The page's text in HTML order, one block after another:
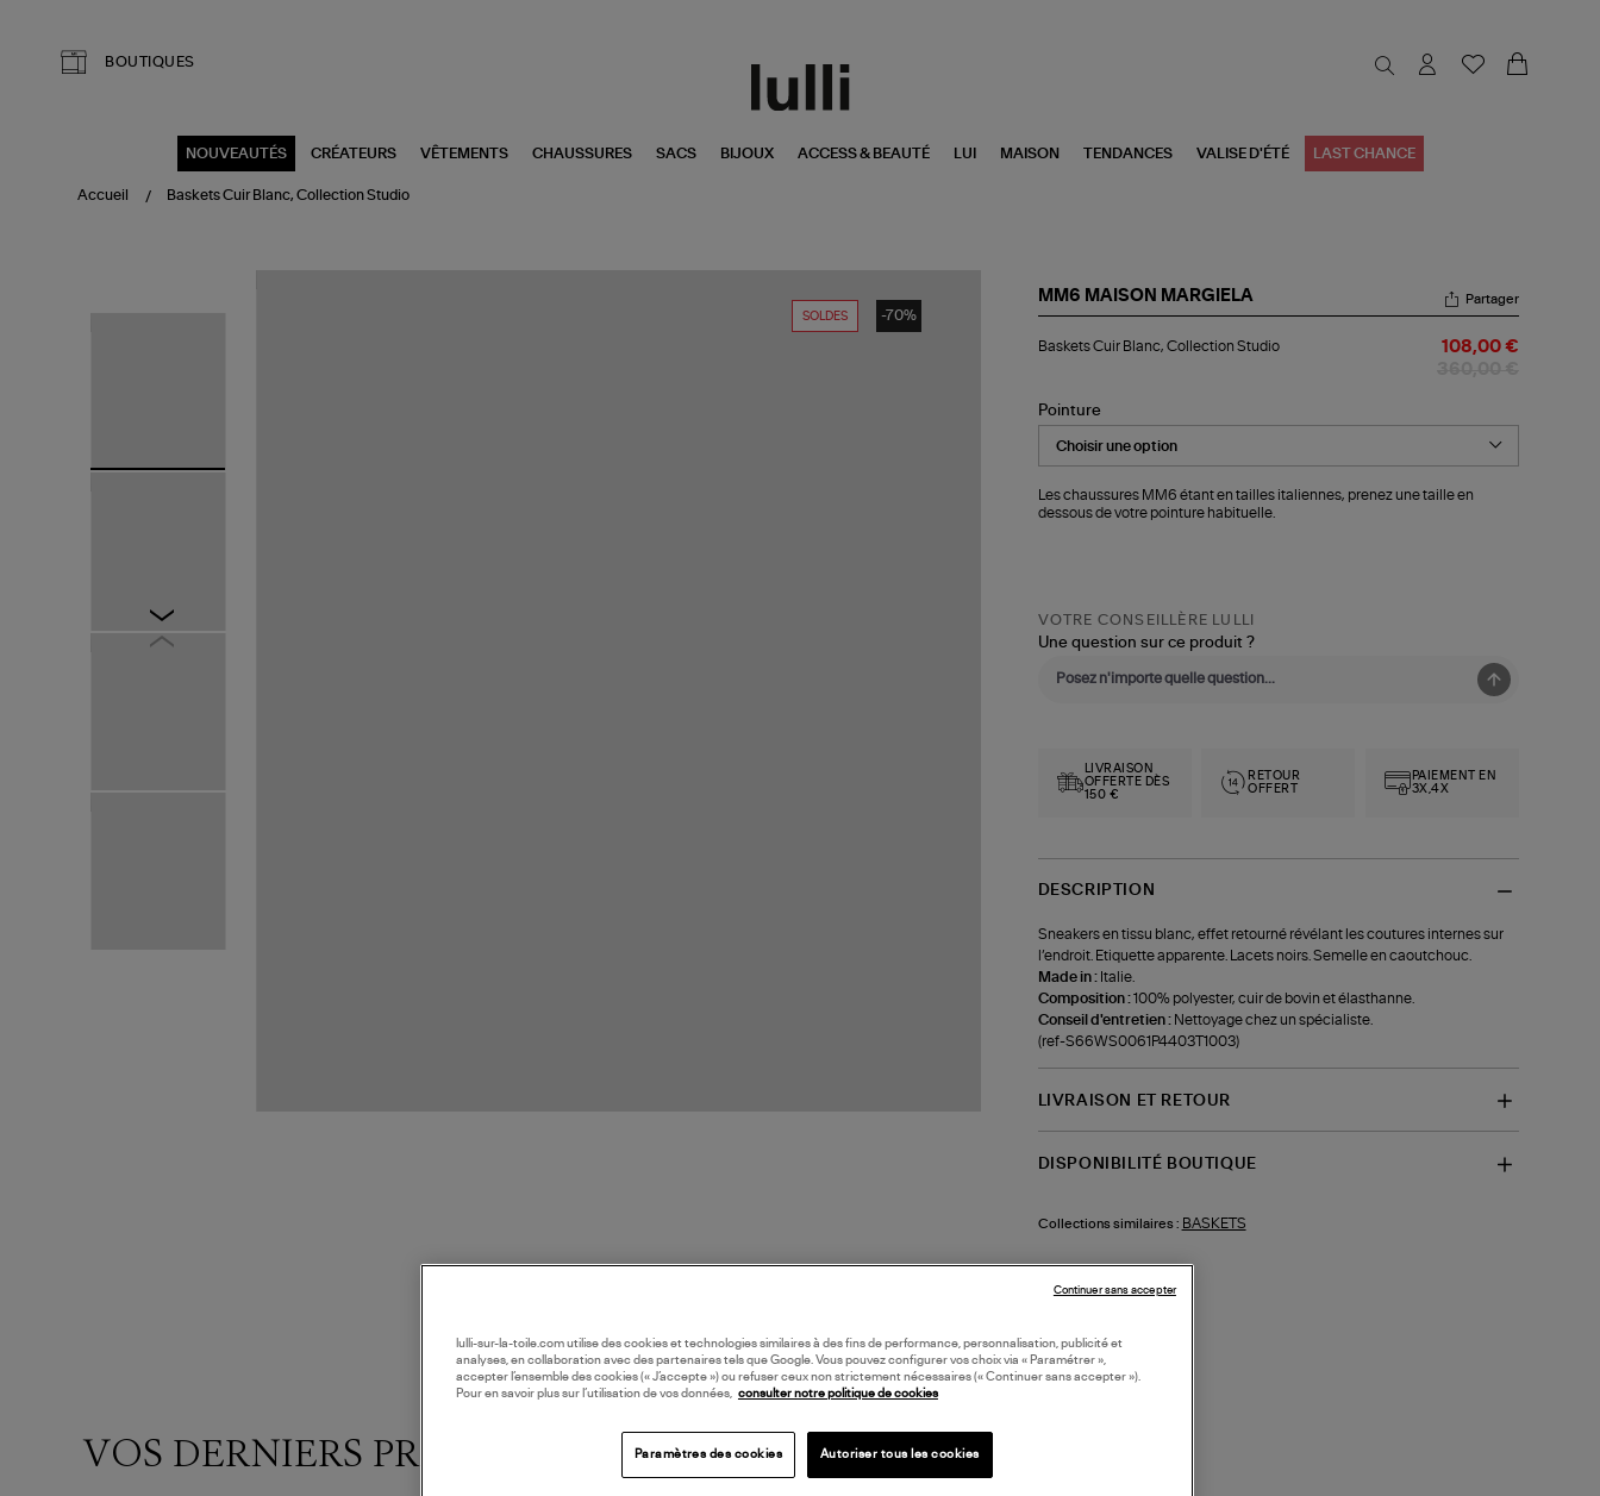
BOUTIQUES
NOUVEAUTÉS CRÉATEURS VÊTEMENTS CHAUSSURES SACS BIJOUX ACCESS & BEAUTÉ LUI MAISON TENDANCES VALISE D'ÉTÉ LAST CHANCE
Accueil Baskets Cuir Blanc, Collection Studio
SOLDES -70%
MM6 MAISON MARGIELA
Cuir
Studio
Partager
Baskets Cuir Blanc, Collection Studio 108,00 €
Pointure
Les chaussures MM6 étant en tailles italiennes, prenez une taille en
dessous de votre pointure habituelle.
VOTRE CONSEILLÈRE LULLI
Une question sur ce produit ?
LIVRAISON
OFFERTE DÈS
150 €
RETOUR
OFFERT
PAIEMENT EN
3X,4X
DESCRIPTION
Sneakers en tissu blanc, effet retourné révélant les coutures internes sur
l’endroit. Etiquette apparente. Lacets noirs. Semelle en caoutchouc.
Made in : Italie.
Composition :100% polyester, cuir de bovin et élasthanne.
Conseil d'entretien : Nettoyage chez un spécialiste.
(ref-S66WS0061P4403T1003)
LIVRAISON ET RETOUR
DISPONIBILITÉ BOUTIQUE
Collections similaires : BASKETS
VOS DERNIERS PRODUITS VUS
lulli-sur-la-toile.com utilise des cookies et technologies similaires à des fins de performance, personnalisation, publicité et
analyses, en collaboration avec des partenaires tels que Google. Vous pouvez configurer vos choix via « Paramétrer »,
accepter l’ensemble des cookies (« J’accepte ») ou refuser ceux non strictement nécessaires (« Continuer sans accepter »).
Pour en savoir plus sur l’utilisation de vos données, consulter notre politique de cookies
Paramètres des cookies Autoriser tous les cookies
Continuer sans accepter